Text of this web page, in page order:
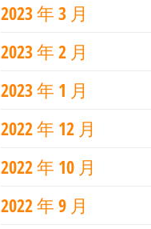
2023 年 3 月
2023 年 2 月
2023 年 1 月
2022 年 12 月
2022 年 10 月
2022 年 9 月